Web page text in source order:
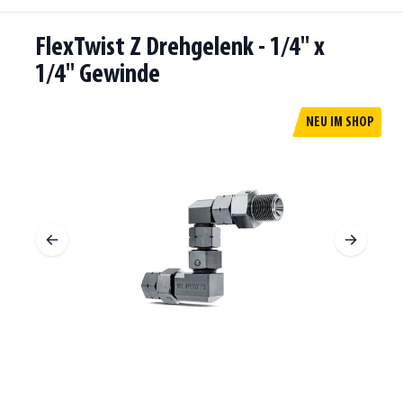
FlexTwist Z Drehgelenk - 1/4'' x
1/4'' Gewinde
NEU IM SHOP